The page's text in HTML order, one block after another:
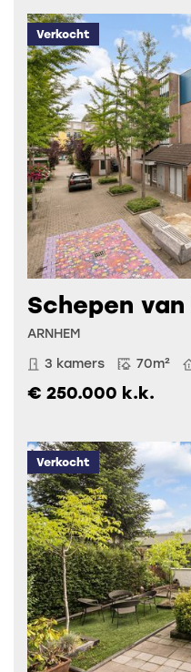
Verkocht
ARNHEM
3 kamers
70m²
€ 250.000 k.k.
Verkocht